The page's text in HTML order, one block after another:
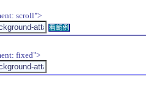
scroll">
看範例
fixed">